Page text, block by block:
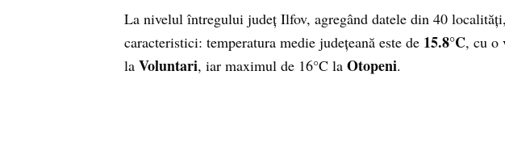
La nivelul întregului județ Ilfov, agregând datele din 40
caracteristici: temperatura medie județeană este de 15.8°C, cu o
la Voluntari, iar maximul de 16°C la Otopeni.